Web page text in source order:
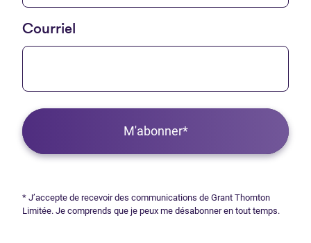
Courriel
M'abonner*
* J’accepte de recevoir des communications de Grant Thornton
Limitée. Je comprends que je peux me désabonner en tout temps.